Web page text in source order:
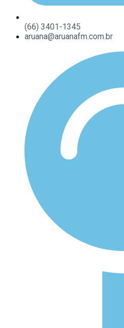
(66) 3401-1345
aruana@aruanafm.com.br